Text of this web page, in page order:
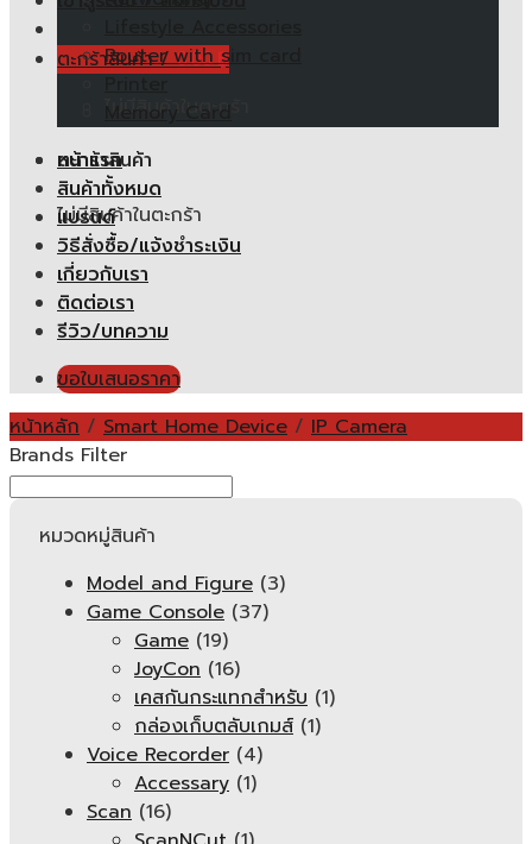
ตะกร้าสินค้า /0.00฿
ไม่มีสินค้าในตะกร้า
ตะกร้าสินค้า
ไม่มีสินค้าในตะกร้า
Router with sim card
Memory Card
หน้าแรก
สินค้าทั้งหมด
แบรนด์
วิธีสั่งซื้อ/แจ้งชำระเงิน
เกี่ยวกับเรา
ติดต่อเรา
รีวิว/บทความ
ขอใบเสนอราคา
หน้าหลัก / Smart Home Device / IP Camera
Brands Filter
หมวดหมู่สินค้า
Model and Figure (3)
Game Console (37)
Game (19)
JoyCon (16)
เคสกันกระแทกสำหรับ (1)
กล่องเก็บตลับเกมส์ (1)
Voice Recorder (4)
Accessary (1)
Scan (16)